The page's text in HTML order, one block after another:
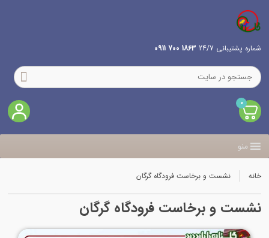
شماره پشتیبانی 24/7 1863 700 0911
0
منو
خانه نشست و برخاست فرودگاه گرگان
نشست و برخاست فرودگاه گرگان